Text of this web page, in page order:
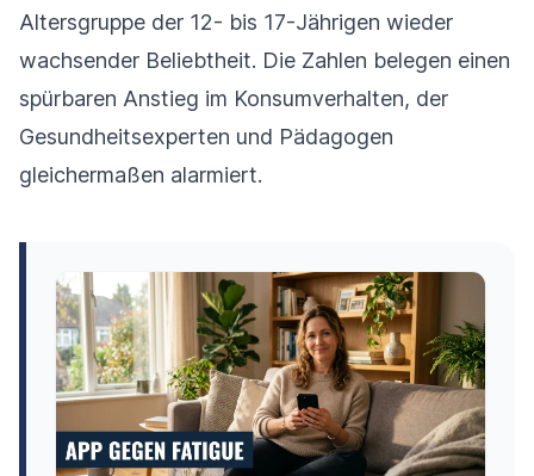
Altersgruppe der 12- bis 17-Jährigen wieder
wachsender Beliebtheit. Die Zahlen belegen einen
spürbaren Anstieg im Konsumverhalten, der
Gesundheitsexperten und Pädagogen
gleichermaßen alarmiert.